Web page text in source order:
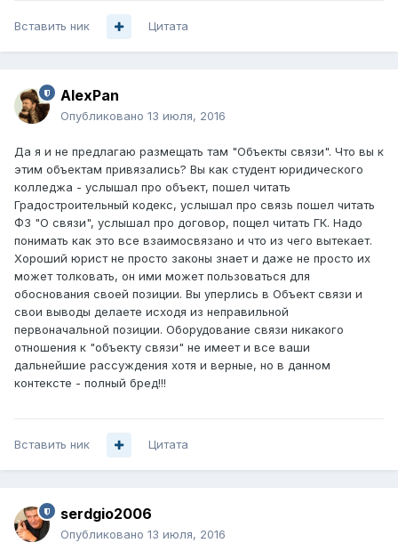
Вставить ник Цитата
AlexPan
Опубликовано 13 июля, 2016
Да я и не предлагаю размещать там "Объекты связи". Что вы к
этим объектам привязались? Вы как студент юридического
колледжа - услышал про объект, пошел читать
Градостроительный кодекс, услышал про связь пошел читать
ФЗ "О связи", услышал про договор, пощел читать ГК. Надо
понимать как это все взаимосвязано и что из чего вытекает.
Хороший юрист не просто законы знает и даже не просто их
может толковать, он ими может пользоваться для
обоснования своей позиции. Вы уперлись в Объект связи и
свои выводы делаете исходя из неправильной
первоначальной позиции. Оборудование связи никакого
отношения к "объекту связи" не имеет и все ваши
дальнейшие рассуждения хотя и верные, но в данном
контексте - полный бред!!!
Вставить ник Цитата
serdgio2006
Опубликовано 13 июля, 2016